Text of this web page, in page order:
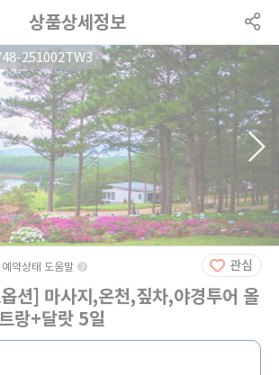
상품상세정보
251002TW3
예약상태 도움말
션] 마사지,온천,짚차,야경투어 올
랑+달랏 5일
관심